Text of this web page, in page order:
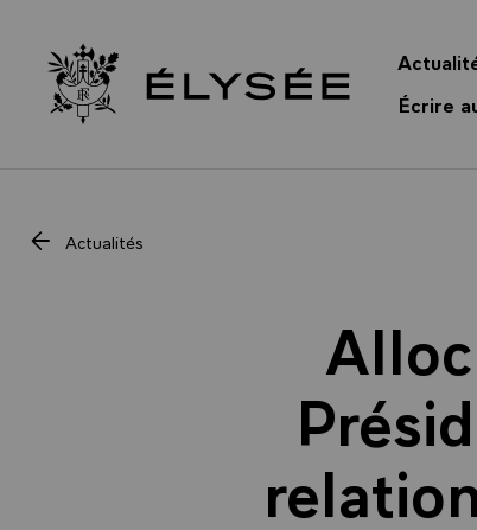
Retour à l’accueil Élysée
Écrire
Actualités